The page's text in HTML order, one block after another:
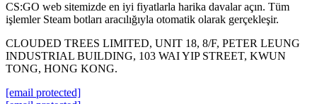
CS:GO web sitemizde en iyi fiyatlarla harika davalar açın. Tüm
işlemler Steam botları aracılığıyla otomatik olarak gerçekleşir.
CLOUDED TREES LIMITED, UNIT 18, 8/F, PETER LEUNG
INDUSTRIAL BUILDING, 103 WAI YIP STREET, KWUN
TONG, HONG KONG.
[email protected]